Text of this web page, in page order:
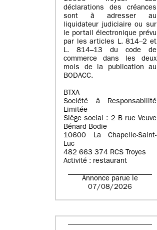
déclarations des créances
sont à adresser au
liquidateur judiciaire ou sur
le portail électronique prévu
par les articles L. 814–2 et
L. 814–13 du code de
commerce dans les deux
mois de la publication au
BODACC.
BTXA
Société à Responsabilité
Limitée
Siège social : 2 B rue Veuve
Bénard Bodie
10600 La Chapelle-Saint-
Luc
482 663 374 RCS Troyes
Activité : restaurant
Annonce parue le
07/08/2026